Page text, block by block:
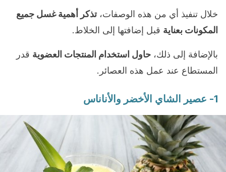
خلال تنفيذ أي من هذه الوصفات،تذكر أهمية غسل جميع
المكونات بعناية قبل إضافتها إلى الخلاط.
بالإضافة إلى ذلك، حاول استخدام المنتجات العضوية قدر
المستطاع عند عمل هذه العصائر.
1- عصير الشاي الأخضر والأناناس